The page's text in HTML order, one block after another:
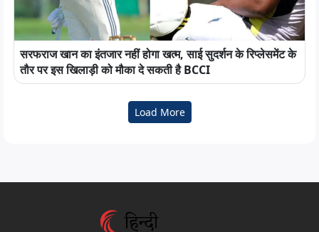
सरफराज खान का इंतजार नहीं होगा खत्म, साई सुदर्शन के रिप्लेसमेंट के
तौर पर इस खिलाड़ी को मौका दे सकती है BCCI
Load More